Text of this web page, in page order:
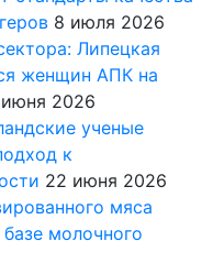
8 июля 2026
Липецкая
женщин АПК на
2026
ученые
к
22 июня 2026
мяса
молочного